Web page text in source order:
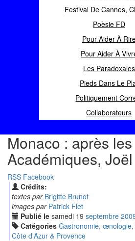
Festival De Cannes,
Poèsie FD
Pour Aider À
Pour Aider À
Les Paradoxales
Pieds Dans Le
Politiquement
Collaborateurs
Monaco : après
Académiques,
RSS Facebook
Crédits:
textes par Brigitte Brunot
images par Patrick Flet
Publié le samedi 19 septembre
Catégories Gastronomie,
Côte d'Azur & Provence